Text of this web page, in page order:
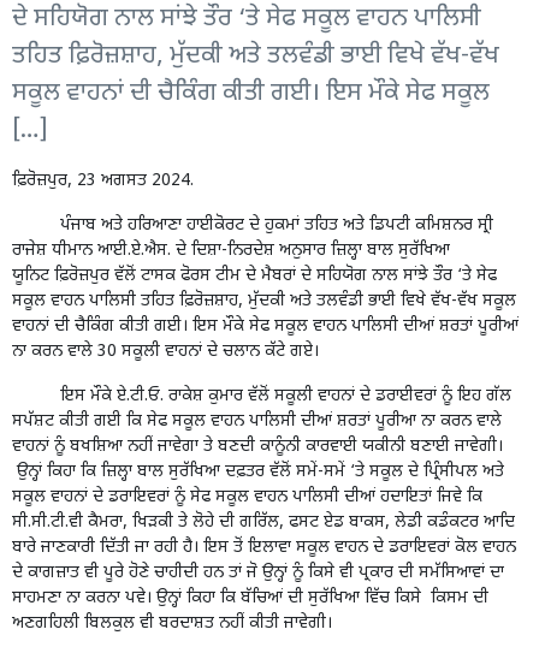
ਦੇ ਸਹਿਯੋਗ ਨਾਲ ਸਾਂਝੇ ਤੌਰ ‘ਤੇ ਸੇਫ ਸਕੂਲ ਵਾਹਨ ਪਾਲਿਸੀ
ਤਹਿਤ ਫ਼ਿਰੋਜ਼ਸ਼ਾਹ, ਮੁੱਦਕੀ ਅਤੇ ਤਲਵੰਡੀ ਭਾਈ ਵਿਖੇ ਵੱਖ-ਵੱਖ
ਸਕੂਲ ਵਾਹਨਾਂ ਦੀ ਚੈਕਿੰਗ ਕੀਤੀ ਗਈ। ਇਸ ਮੌਕੇ ਸੇਫ ਸਕੂਲ
[…]
ਫ਼ਿਰੋਜ਼ਪੁਰ, 23 ਅਗਸਤ 2024.
ਪੰਜਾਬ ਅਤੇ ਹਰਿਆਣਾ ਹਾਈਕੋਰਟ ਦੇ ਹੁਕਮਾਂ ਤਹਿਤ ਅਤੇ ਡਿਪਟੀ ਕਮਿਸ਼ਨਰ ਸ੍ਰੀ
ਰਾਜੇਸ਼ ਧੀਮਾਨ ਆਈ.ਏ.ਐਸ. ਦੇ ਦਿਸ਼ਾ-ਨਿਰਦੇਸ਼ ਅਨੁਸਾਰ ਜ਼ਿਲ੍ਹਾ ਬਾਲ ਸੁਰੱਖਿਆ
ਯੂਨਿਟ ਫ਼ਿਰੋਜ਼ਪੁਰ ਵੱਲੋਂ ਟਾਸਕ ਫੋਰਸ ਟੀਮ ਦੇ ਮੈਬਰਾਂ ਦੇ ਸਹਿਯੋਗ ਨਾਲ ਸਾਂਝੇ ਤੌਰ ‘ਤੇ ਸੇਫ
ਸਕੂਲ ਵਾਹਨ ਪਾਲਿਸੀ ਤਹਿਤ ਫ਼ਿਰੋਜ਼ਸ਼ਾਹ, ਮੁੱਦਕੀ ਅਤੇ ਤਲਵੰਡੀ ਭਾਈ ਵਿਖੇ ਵੱਖ-ਵੱਖ ਸਕੂਲ
ਵਾਹਨਾਂ ਦੀ ਚੈਕਿੰਗ ਕੀਤੀ ਗਈ। ਇਸ ਮੌਕੇ ਸੇਫ ਸਕੂਲ ਵਾਹਨ ਪਾਲਿਸੀ ਦੀਆਂ ਸ਼ਰਤਾਂ ਪੂਰੀਆਂ
ਨਾ ਕਰਨ ਵਾਲੇ 30 ਸਕੂਲੀ ਵਾਹਨਾਂ ਦੇ ਚਲਾਨ ਕੱਟੇ ਗਏ।
ਇਸ ਮੌਕੇ ਏ.ਟੀ.ਓ. ਰਾਕੇਸ਼ ਕੁਮਾਰ ਵੱਲੋਂ ਸਕੂਲੀ ਵਾਹਨਾਂ ਦੇ ਡਰਾਈਵਰਾਂ ਨੂੰ ਇਹ ਗੱਲ
ਸਪੱਸ਼ਟ ਕੀਤੀ ਗਈ ਕਿ ਸੇਫ ਸਕੂਲ ਵਾਹਨ ਪਾਲਿਸੀ ਦੀਆਂ ਸ਼ਰਤਾਂ ਪੂਰੀਆ ਨਾ ਕਰਨ ਵਾਲੇ
ਵਾਹਨਾਂ ਨੂੰ ਬਖਸ਼ਿਆ ਨਹੀਂ ਜਾਵੇਗਾ ਤੇ ਬਣਦੀ ਕਾਨੂੰਨੀ ਕਾਰਵਾਈ ਯਕੀਨੀ ਬਣਾਈ ਜਾਵੇਗੀ।
ਉਨ੍ਹਾਂ ਕਿਹਾ ਕਿ ਜ਼ਿਲ੍ਹਾ ਬਾਲ ਸੁਰੱਖਿਆ ਦਫ਼ਤਰ ਵੱਲੋਂ ਸਮੇਂ-ਸਮੇਂ ‘ਤੇ ਸਕੂਲ ਦੇ ਪ੍ਰਿੰਸੀਪਲ ਅਤੇ
ਸਕੂਲ ਵਾਹਨਾਂ ਦੇ ਡਰਾਇਵਰਾਂ ਨੂੰ ਸੇਫ ਸਕੂਲ ਵਾਹਨ ਪਾਲਿਸੀ ਦੀਆਂ ਹਦਾਇਤਾਂ ਜਿਵੇ ਕਿ
ਸੀ.ਸੀ.ਟੀ.ਵੀ ਕੈਮਰਾ, ਖਿੜਕੀ ਤੇ ਲੋਹੇ ਦੀ ਗਰਿੱਲ, ਫਸਟ ਏਡ ਬਾਕਸ, ਲੇਡੀ ਕਡੰਕਟਰ ਆਦਿ
ਬਾਰੇ ਜਾਣਕਾਰੀ ਦਿੱਤੀ ਜਾ ਰਹੀ ਹੈ। ਇਸ ਤੋਂ ਇਲਾਵਾ ਸਕੂਲ ਵਾਹਨ ਦੇ ਡਰਾਇਵਰਾਂ ਕੋਲ ਵਾਹਨ
ਦੇ ਕਾਗਜ਼ਾਤ ਵੀ ਪੂਰੇ ਹੋਣੇ ਚਾਹੀਦੀ ਹਨ ਤਾਂ ਜੋ ਉਨ੍ਹਾਂ ਨੂੰ ਕਿਸੇ ਵੀ ਪ੍ਰਕਾਰ ਦੀ ਸਮੱਸਿਆਵਾਂ ਦਾ
ਸਾਹਮਣਾ ਨਾ ਕਰਨਾ ਪਵੇ। ਉਨ੍ਹਾਂ ਕਿਹਾ ਕਿ ਬੱਚਿਆਂ ਦੀ ਸੁਰੱਖਿਆ ਵਿੱਚ ਕਿਸੇ ਕਿਸਮ ਦੀ
ਅਣਗਹਿਲੀ ਬਿਲਕੁਲ ਵੀ ਬਰਦਾਸ਼ਤ ਨਹੀਂ ਕੀਤੀ ਜਾਵੇਗੀ।